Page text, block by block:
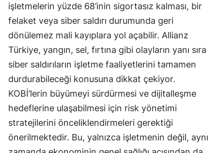
Sivas
Tekirdağ
Tokat
Trabzon
Tunceli
Şanlıurfa
Uşak
Van
işletmelerin yüzde 68’inin sigortasız kalması, bir
felaket veya siber saldırı durumunda geri
dönülemez mali kayıplara yol açabilir. Allianz
Türkiye, yangın, sel, fırtına gibi olayların yanı sıra
siber saldırıların işletme faaliyetlerini tamamen
durdurabileceği konusuna dikkat çekiyor.
KOBİ’lerin büyümeyi sürdürmesi ve dijitalleşme
hedeflerine ulaşabilmesi için risk yönetimi
stratejilerini önceliklendirmeleri gerektiği
önerilmektedir. Bu, yalnızca işletmenin değil, aynı